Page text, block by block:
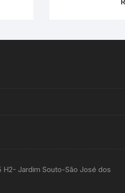
H2- Jardim Souto-São José dos